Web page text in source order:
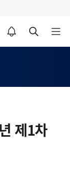
알림설정 바로가기 검색 바로가기 메뉴 열기
제1차